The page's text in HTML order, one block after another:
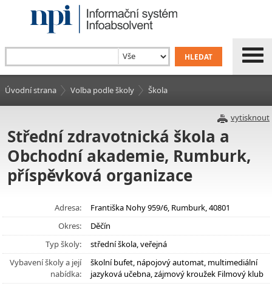
Úvodní strana Volba podle školy Škola
vytisknout
Střední zdravotnická škola a
Obchodní akademie, Rumburk,
příspěvková organizace
Adresa:
Františka Nohy 959/6, Rumburk, 40801
Okres:
Děčín
Typ školy:
střední škola, veřejná
Vybavení školy a její
nabídka:
školní bufet, nápojový automat, multimediální
jazyková učebna, zájmový kroužek Filmový klub